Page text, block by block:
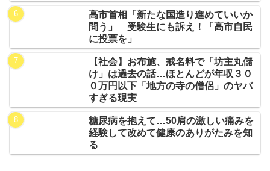
高市首相「新たな国造り進めていいか
問う」 受験生にも訴え！「高市自民
に投票を」
【社会】お布施、戒名料で「坊主丸儲
け」は過去の話…ほとんどが年収３０
０万円以下「地方の寺の僧侶」のヤバ
すぎる現実
糖尿病を抱えて…50肩の激しい痛みを
経験して改めて健康のありがたみを知
る